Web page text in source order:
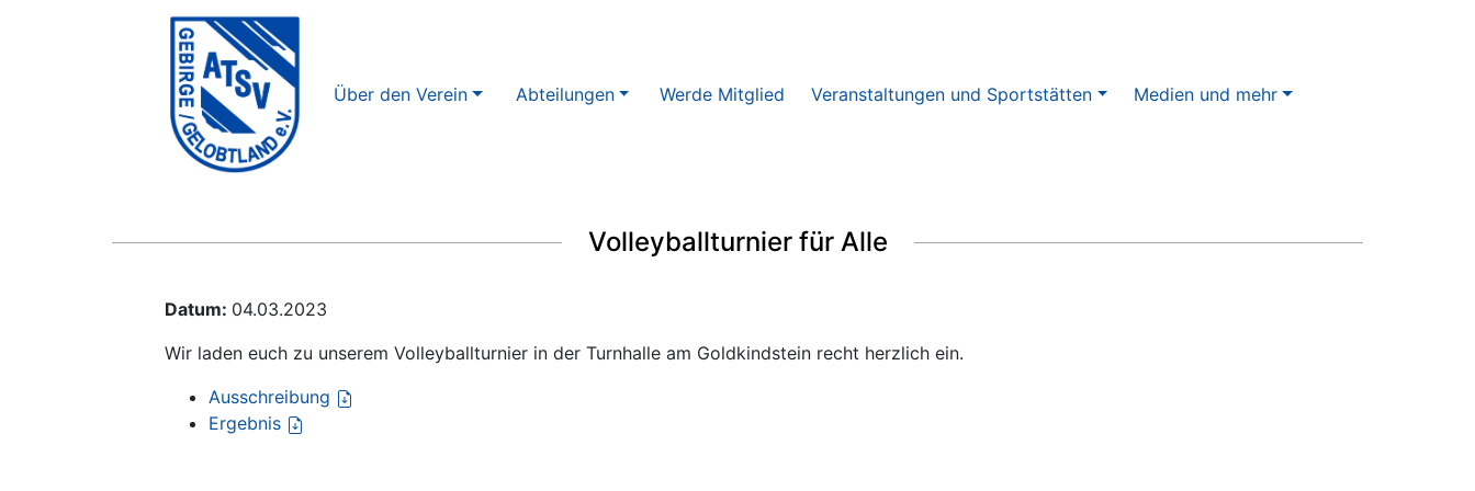
Über den Verein Abteilungen Werde Mitglied Veranstaltungen und Sportstätten Medien und mehr
Volleyballturnier für Alle
Datum: 04.03.2023
Wir laden euch zu unserem Volleyballturnier in der Turnhalle am Goldkindstein recht herzlich ein.
Ausschreibung
Ergebnis